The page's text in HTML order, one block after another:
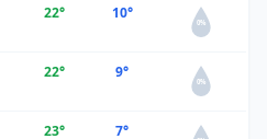
22° 10°
0%
22° 9°
0%
23° 7°